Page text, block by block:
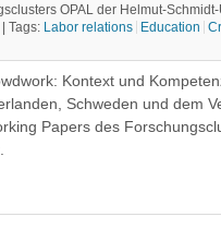
OPAL der Helmut-
Tags: Labor relations Education
Kontext und
Schweden und dem
Papers des